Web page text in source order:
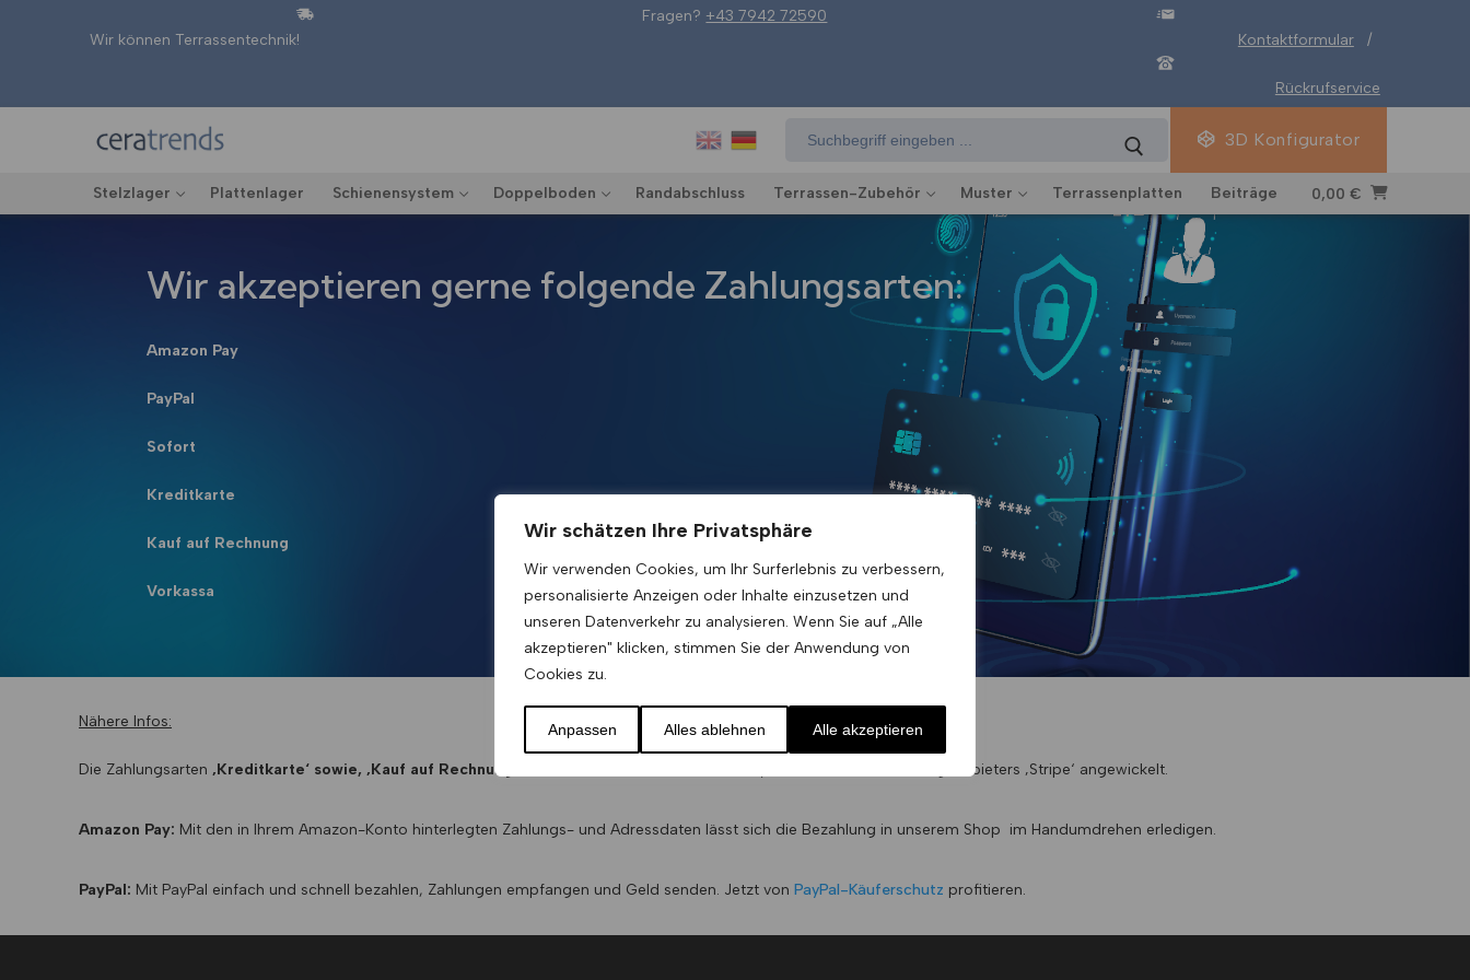
Wir schätzen Ihre Privatsphäre
Wir verwenden Cookies, um Ihr Surferlebnis zu verbessern,
personalisierte Anzeigen oder Inhalte einzusetzen und
unseren Datenverkehr zu analysieren. Wenn Sie auf „Alle
akzeptieren" klicken, stimmen Sie der Anwendung von
Cookies zu.
Anpassen Alles ablehnen Alle akzeptieren
Wir können Terrassentechnik!
Fragen? +43 7942 72590
Kontaktformular/
Rückrufservice
3D Konfigurator
Stelzlager Plattenlager Schienensystem Doppelboden Randabschluss Terrassen-Zubehör Muster Terrassenplatten Beiträge 0,00€
Wir akzeptieren gerne folgende Zahlungsarten:
Amazon Pay
PayPal
Sofort
Kreditkarte
Kauf auf Rechnung
Vorkassa
Nähere Infos:
Die Zahlungsarten ‚Kreditkarte‘ sowie, ‚Kauf auf Rechnung‘ und ‚Sofort‘ werden über das Payment-Portal des Zahlungsanbieters ‚Stripe‘ angewickelt.
Amazon Pay: Mit den in Ihrem Amazon-Konto hinterlegten Zahlungs- und Adressdaten lässt sich die Bezahlung in unserem Shop im Handumdrehen erledigen.
PayPal: Mit PayPal einfach und schnell bezahlen, Zahlungen empfangen und Geld senden. Jetzt von PayPal-Käuferschutz profitieren.